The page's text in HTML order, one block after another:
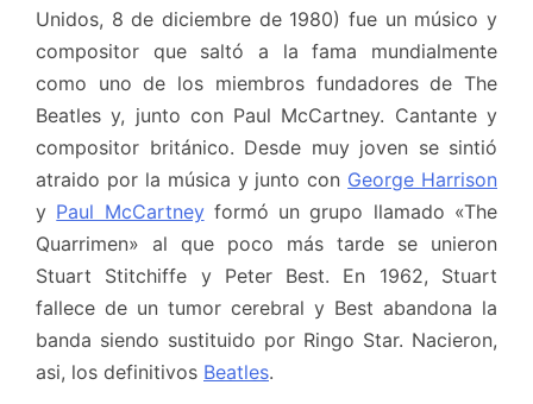
Unidos, 8 de diciembre de 1980) fue un músico y
compositor que saltó a la fama mundialmente
como uno de los miembros fundadores de The
Beatles y, junto con Paul McCartney. Cantante y
compositor británico. Desde muy joven se sintió
atraido por la música y junto con George Harrison
y Paul McCartneyformó un grupo llamado «The
Quarrimen» al que poco más tarde se unieron
Stuart Stitchiffe y Peter Best. En 1962, Stuart
fallece de un tumor cerebral y Best abandona la
banda siendo sustituido por Ringo Star. Nacieron,
asi, los definitivos Beatles.